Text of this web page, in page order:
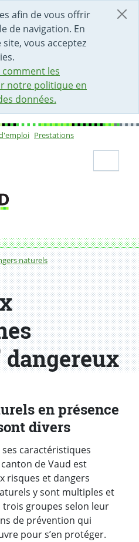
afin de vous offrir
de navigation. En
vous acceptez
les
notre politique en
données.
LA PAGE
Prestations
naturels
en présence
divers
caractéristiques
de Vaud est
risques et dangers
y sont multiples et
trois groupes selon leur
de prévention qui
pour s’en protéger.